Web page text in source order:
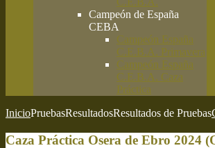
Campeón de España
CEBA
Campeón España
C.E.B.A. Primavera
Campeón España
C.E.B.A. Caza
Práctica
InicioPruebasResultadosResultados de Pruebas
Caza Práctica Osera de Ebro 2024